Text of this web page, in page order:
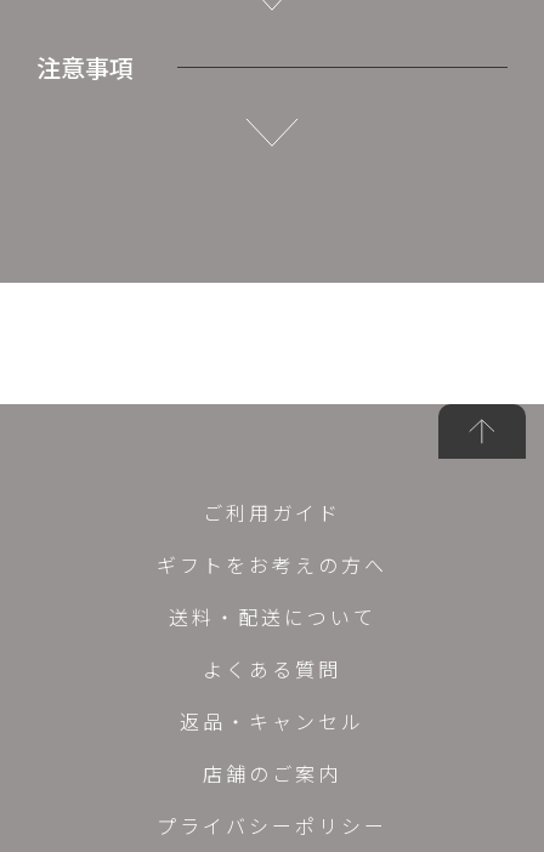
注意事項
ご利用ガイド
ギフトをお考えの方へ
送料・配送について
よくある質問
返品・キャンセル
店舗のご案内
プライバシーポリシー